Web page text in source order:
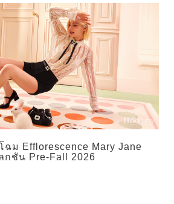
ฉม Efflorescence Mary Jane
กชัน Pre-Fall 2026